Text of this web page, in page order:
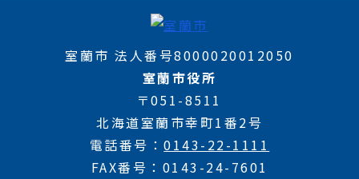
室蘭市 法人番号8000020012050
室蘭市役所
〒051-8511
北海道室蘭市幸町1番2号
電話番号
0143-22-1111
FAX番号
0143-24-7601